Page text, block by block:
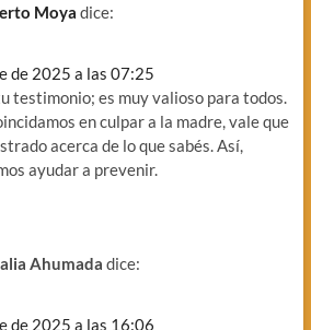
Moya dice:
de 2025 a las 07:25
testimonio; es muy valioso para todos.
en culpar a la madre, vale que
acerca de lo que sabés. Así,
ayudar a prevenir.
Ahumada dice:
de 2025 a las 16:06